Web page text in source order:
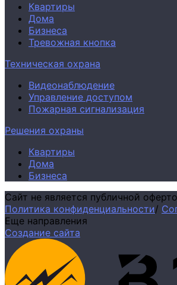
Квартиры
Дома
Бизнеса
Тревожная кнопка
Техническая охрана
Видеонаблюдение
Управление доступом
Пожарная сигнализация
Решения охраны
Квартиры
Дома
Бизнеса
Сайт не является публичной
Политика конфиденциальности/
Еще направления
Создание сайта